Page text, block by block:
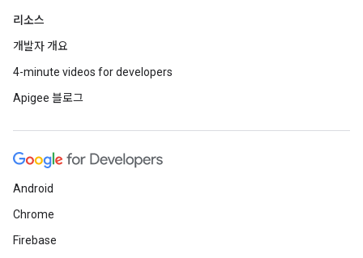
리소스
개발자 개요
4-minute videos for developers
Apigee 블로그
Android
Chrome
Firebase